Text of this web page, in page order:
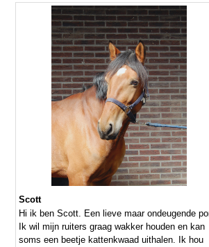
Scott
Hi ik ben Scott. Een lieve maar ondeugende
Ik wil mijn ruiters graag wakker houden en kan
soms een beetje kattenkwaad uithalen. Ik hou